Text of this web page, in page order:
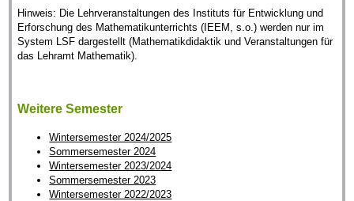
Hinweis: Die Lehrveranstaltungen des Instituts für Entwicklung und
Erforschung des Mathematikunterrichts (IEEM, s.o.) werden nur im
System LSF dargestellt (Mathematikdidaktik und Veranstaltungen für
das Lehramt Mathematik).
Weitere Semester
Wintersemester 2024/2025
Sommersemester 2024
Wintersemester 2023/2024
Sommersemester 2023
Wintersemester 2022/2023